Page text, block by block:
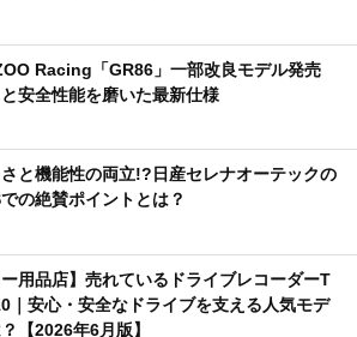
Racing「GR86」一部改良モデル発売
安全性能を磨いた最新仕様
と機能性の両立!?日産セレナオーテックの
の絶賛ポイントとは？
ー用品店】売れているドライブレコーダーT
｜安心・安全なドライブを支える人気モデ
【2026年6月版】